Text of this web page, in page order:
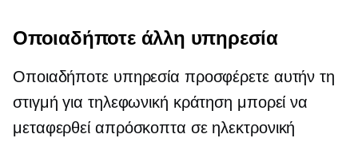
Οποιαδήποτε άλλη υπηρεσία
Οποιαδήποτε υπηρεσία προσφέρετε αυτήν τη
στιγμή για τηλεφωνική κράτηση μπορεί να
μεταφερθεί απρόσκοπτα σε ηλεκτρονική